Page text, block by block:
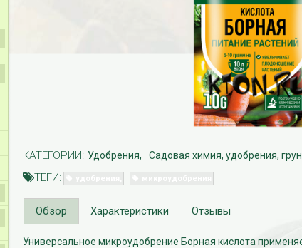
КАТЕГОРИИ: Удобрения Садовая химия, удобрения,
ТЕГИ:
Обзор Характеристики Отзывы
Универсальное микроудобрение Борная кислота